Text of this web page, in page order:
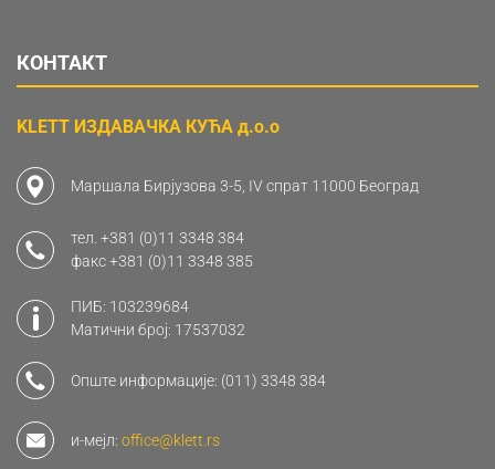
КОНТАКТ
KLETT ИЗДАВАЧКА КУЋА д.о.о
Маршала Бирјузова 3-5, IV спрат 11000 Београд
тел. +381 (0)11 3348 384
факс+381 (0)11 3348 385
ПИБ: 103239684
Матични број: 17537032
Опште информације: (011) 3348 384
и-мејл: office@klett.rs